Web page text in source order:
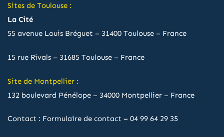
Sites de Toulouse :
La Cité
55 avenue Louis Bréguet – 31400 Toulouse – France
15 rue Rivals – 31685 Toulouse – France
Site de Montpellier :
132 boulevard Pénélope – 34000 Montpellier – France
Contact : Formulaire de contact – 04 99 64 29 35